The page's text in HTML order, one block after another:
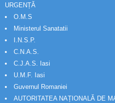
URGENȚĂ
O.M.S
Ministerul Sanatatii
I.N.S.P.
C.N.A.S.
C.J.A.S. Iasi
U.M.F. Iasi
Guvernul Romaniei
AUTORITATEA NAȚIONALĂ DE